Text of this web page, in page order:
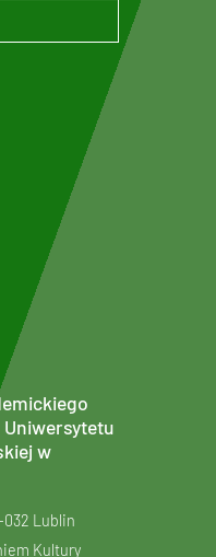
w
Lublin
Kultury